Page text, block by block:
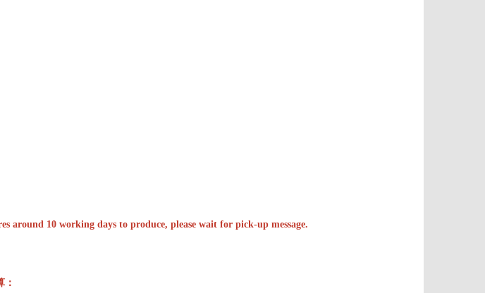
10 working days to produce, please wait for pick-up message.